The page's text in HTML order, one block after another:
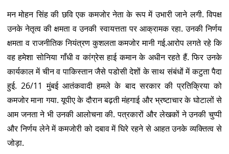
मन मोहन सिंह की छवि एक कमजोर नेता के रूप में उभारी जाने लगी. विपक्ष
उनके नेतृत्व की क्षमता व उनकी स्वायत्तता पर आक्रामक रहा. उनकी निर्णय
क्षमता व राजनीतिक नियंत्रण कुशलता कमजोर मानी गई.आरोप लगते रहे कि
वह हमेशा सोनिया गाँधी व कांग्रेस हाई कमान के अधीन रहते हैं. फिर उनके
कार्यकाल में चीन व पाकिस्तान जैसे पडोसी देशों के साथ संबंधों में कटुता पैदा
हुई. 26/11 मुंबई आतंकवादी हमले के बाद सरकार की प्रतिक्रिया को
कमजोर माना गया. यूपीए के दौरान बढ़ती मंहगाई और भ्रष्टाचार के घोटालों से
आम जनता ने भी उनकी आलोचना की. पत्रकारों और लेखकों ने उनकी चुप्पी
और निर्णय लेने में कमजोरी को दबाव में घिरे रहने से आहत उनके व्यक्तित्व से
जोड़ा.